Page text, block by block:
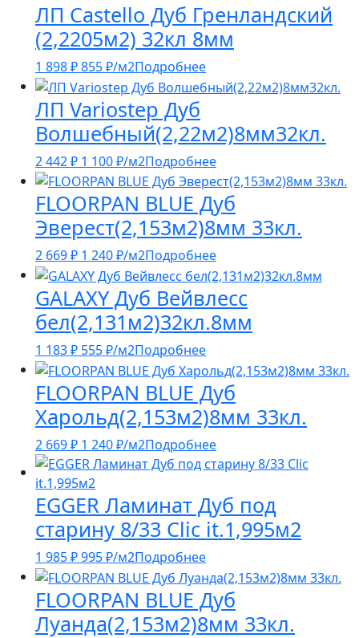
ЛП Castello Дуб Гренландский
(2,2205м2) 32кл 8мм
1 898₽855₽/м2Подробнее
ЛП Variostep Дуб
Волшебный(2,22м2)8мм32кл.
2 442₽ 1 100₽/м2Подробнее
FLOORPAN BLUE Дуб
Эверест(2,153м2)8мм 33кл.
2 669₽ 1 240₽/м2Подробнее
GALAXY Дуб Вейвлесс
бел(2,131м2)32кл.8мм
1 183₽ 555₽/м2Подробнее
FLOORPAN BLUE Дуб
Харольд(2,153м2)8мм 33кл.
2 669₽ 1 240₽/м2Подробнее
EGGER Ламинат Дуб под
старину 8/33 Clic it.1,995м2
1 985₽995₽/м2Подробнее
FLOORPAN BLUE Дуб
Луанда(2,153м2)8мм 33кл.